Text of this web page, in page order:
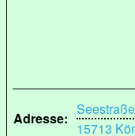
Adresse:
15713